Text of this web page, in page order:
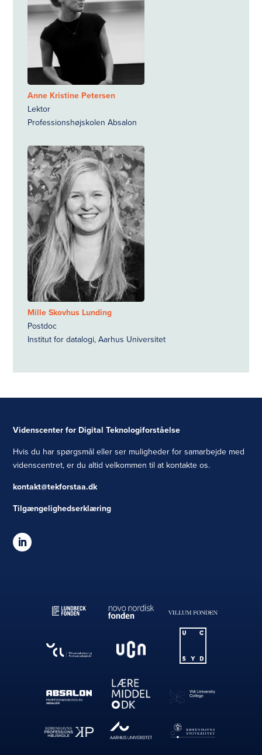
Anne Kristine Petersen
Lektor
Professionshøjskolen Absalon
Mille Skovhus Lunding
Postdoc
Institut for datalogi, Aarhus Universitet
Videnscenter for Digital Teknologiforståelse
Hvis du har spørgsmål eller ser muligheder for samarbejde med
videnscentret, er du altid velkommen til at kontakte os.
kontakt@tekforstaa.dk
Tilgængelighedserklæring